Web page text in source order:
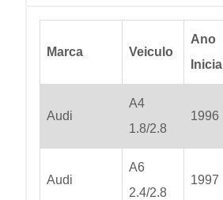
Marca Veiculo
Ano
Inicial
Audi
A4
1.8/2.8
1996
Audi
A6
2.4/2.8
1997